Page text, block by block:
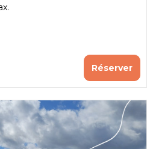
Réserver